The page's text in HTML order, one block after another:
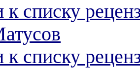
к списку
к списку